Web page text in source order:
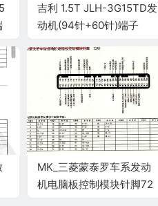
吉利 1.5T JLH-3G15TD发
动机(94针+60针)端子
MK_三菱蒙泰罗车系发动
机电脑板控制模块针脚72